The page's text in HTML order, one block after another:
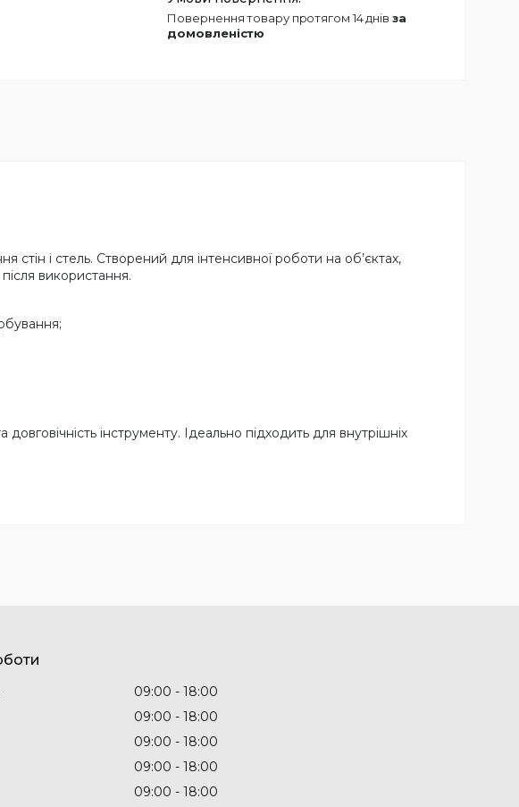
повернення товару протягом 14 днів за
домовленістю
і стель. Створений для інтенсивної роботи на об’єктах,
використання.
інструменту. Ідеально підходить для внутрішніх
09:00
18:00
09:00
18:00
09:00
18:00
09:00
18:00
09:00
18:00